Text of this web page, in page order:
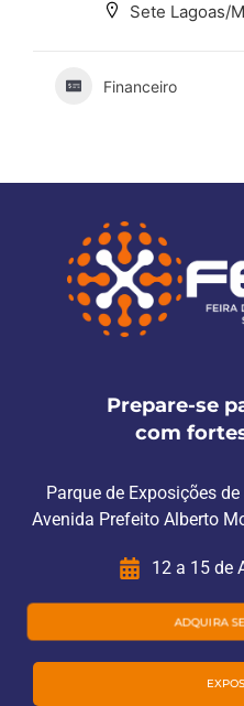
Sete Lagoas/
Financeiro
Prepare-se
com
Parque de Exposições
Avenida Prefeito Alberto
12 a 15 de
ADQUIRA